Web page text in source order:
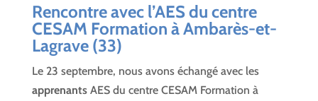
Rencontre avec l’AES du centre
CESAM Formation àAmbarès-et-
Lagrave (33)
Le 23 septembre, nous avons échangé avec les
apprenantsAES du centre CESAM Formation à